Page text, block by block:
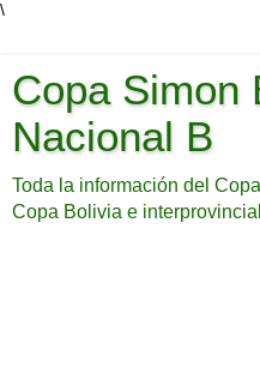
\
Copa Simon
Nacional B
Toda la información del
Copa Bolivia e